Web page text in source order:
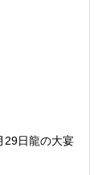
29日龍の大宴